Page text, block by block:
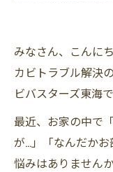
みなさん、こんに
カビトラブル解決
ビバスターズ東海
最近、お家の中で
が…」「なんだか
悩みはありません